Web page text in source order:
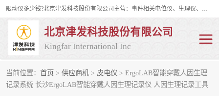
眼动仪多少钱?北京津发科技股份有限公司主营：事件相关电位仪、生理仪、肌电仪、脑电仪、皮电仪、眼动仪；是国家级高新技术企业、科技部认定的科技型中小企业和中关村高新技术企业，具备保密资格，具备自主进出口经营权；自主研发技术、产品与服务荣获多项省部级科学技术奖励、国家发明专利、国家软件著作权和省部级新技术新产品（服务）认证。
北京津发科技股份有限公司
Kingfar International Inc
当前位置： 首页 > 供应商机 > 皮电仪 > ErgoLAB智能穿戴人因生理
记录系统 长沙ErgoLAB智能穿戴人因生理记录仪 人因生理记录工具
皮电仪 脑电仪